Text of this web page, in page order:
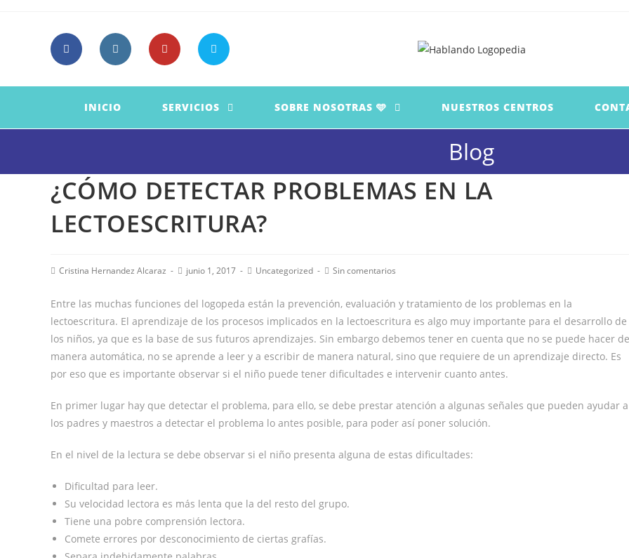
INICIO SERVICIOS SOBRE NOSOTRAS 🩵 NUESTROS CENTROS
Blog
¿CÓMO DETECTAR PROBLEMAS EN LA
LECTOESCRITURA?
Autor
entrada:
Cristina Hernandez Alcaraz
Publicación
entrada:
junio 1, 2017
Categoría
entrada:
Uncategorized
Comentarios
entrada:
Sin comentarios
Entre las muchas funciones del logopeda están la prevención, evaluación y tratamiento de los problemas en la
lectoescritura. El aprendizaje de los procesos implicados en la lectoescritura es algo muy importante para el desarrollo de
los niños, ya que es la base de sus futuros aprendizajes. Sin embargo debemos tener en cuenta que no se puede hacer de
manera automática, no se aprende a leer y a escribir de manera natural, sino que requiere de un aprendizaje directo. Es
por eso que es importante observar si el niño puede tener dificultades e intervenir cuanto antes.
En primer lugar hay que detectar el problema, para ello, se debe prestar atención a algunas señales que pueden ayudar a
los padres y maestros a detectar el problema lo antes posible, para poder así poner solución.
En el nivel de la lectura se debe observar si el niño presenta alguna de estas dificultades:
Dificultad para leer.
Su velocidad lectora es más lenta que la del resto del grupo.
Tiene una pobre comprensión lectora.
Comete errores por desconocimiento de ciertas grafías.